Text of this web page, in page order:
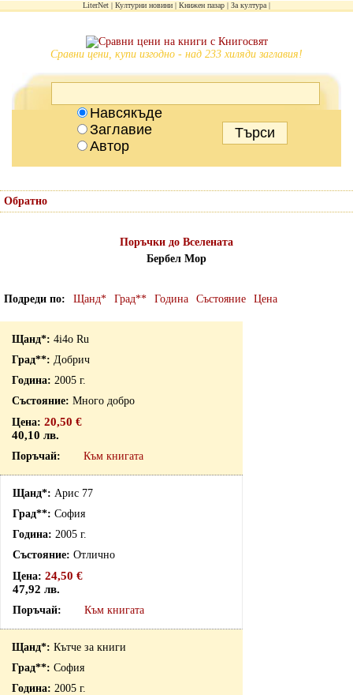
LiterNet Културни новини Книжен пазар За култура
Сравни цени, купи изгодно - над 233 хиляди заглавия!
Навсякъде
Заглавие
Автор
Обратно
Поръчки до Вселената
Бербел Мор
Подреди по Щанд* Град** Година Състояние Цена
4i4o Ru
Добрич
2005 г.
Много добро
20,50 €
40,10 лв.
Към книгата
Арис 77
София
2005 г.
Отлично
24,50 €
47,92 лв.
Към книгата
Кътче за книги
София
2005 г.